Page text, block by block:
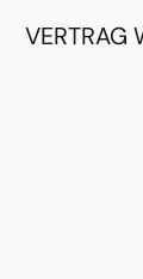
VERTRAG